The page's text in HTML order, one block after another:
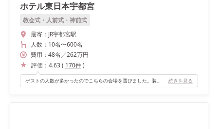
ホテル東日本宇都宮
教会式・人前式・神前式
最寄： JR宇都宮駅
人数： 10名〜600名
費用： 48名 ／262万円
評価： 4.63( 170件)
ゲストの人数が多かったのでこちらの会場を選びました。装花や雰囲気もプランナーさんが丁寧に聞いてくださり、思い通りの披露宴になりました。 続きを見る